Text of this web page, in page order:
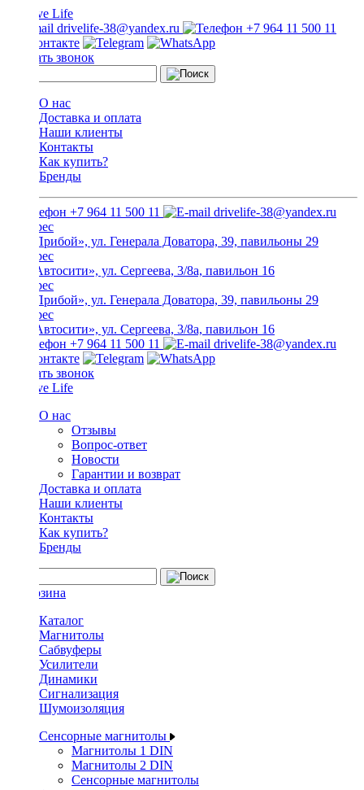
drivelife-38@yandex.ru +7 964 11 500 11
Заказать звонок
О нас
Доставка и оплата
Наши клиенты
Контакты
Как купить?
Бренды
+7 964 11 500 11 drivelife-38@yandex.ru
ТЦ «Прибой», ул. Генерала Доватора, 39, павильоны 29
ТЦ «Автосити», ул. Сергеева, 3/8а, павильон 16
ТЦ «Прибой», ул. Генерала Доватора, 39, павильоны 29
ТЦ «Автосити», ул. Сергеева, 3/8а, павильон 16
+7 964 11 500 11
drivelife-38@yandex.ru
Заказать звонок
О нас
Отзывы
Вопрос-ответ
Новости
Гарантии и возврат
Доставка и оплата
Наши клиенты
Контакты
Как купить?
Бренды
Каталог
Магнитолы
Сабвуферы
Усилители
Динамики
Сигнализация
Шумоизоляция
Сенсорные магнитолы
Магнитолы 1 DIN
Магнитолы 2 DIN
Сенсорные магнитолы